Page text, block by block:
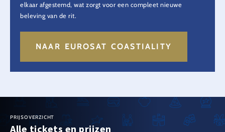
elkaar afgestemd, wat zorgt voor een compleet nieuwe
beleving van de rit.
NAAR EUROSAT COASTIALITY
PRIJSOVERZICHT
Alle tickets en prijzen